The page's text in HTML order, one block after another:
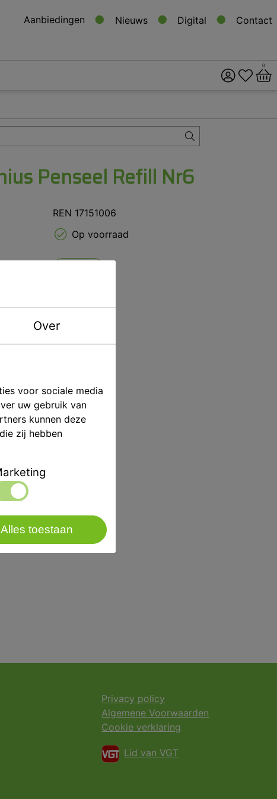
Aanbiedingen Nieuws Digital Contact
0
Penseel Refill Nr6
REN 17151006
Op voorraad
Renfert
Privacy policy
Algemene Voorwaarden
Cookie verklaring
Lid van VGT
Over
voor sociale media
uw gebruik van
kunnen deze
zij hebben
Alles toestaan